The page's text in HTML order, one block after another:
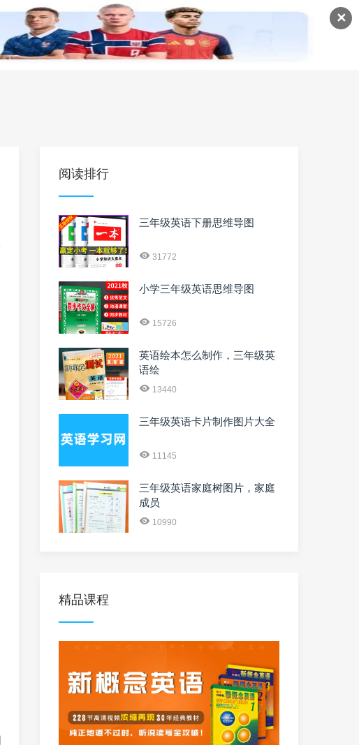
✕
高中英语 英语课程 英语资料
阅读排行
三年级英语下册思维导图
31772
小学三年级英语思维导图
15726
英语绘本怎么制作，三年级英
语绘
13440
三年级英语卡片制作图片大全
11145
三年级英语家庭树图片，家庭
成员
10990
精品课程